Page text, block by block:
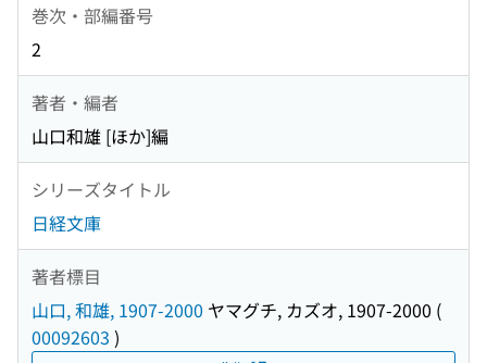
巻次・部編番号
2
著者・編者
山口和雄 [ほか]編
シリーズタイトル
日経文庫
著者標目
山口, 和雄, 1907-2000 ヤマグチ, カズオ, 1907-2000 (
00092603 )